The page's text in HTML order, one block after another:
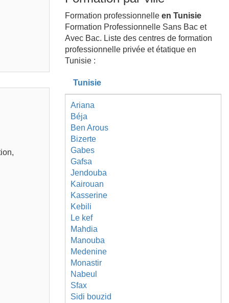
Formation professionnelle en Tunisie
Formation Professionnelle Sans Bac et
Avec Bac. Liste des centres de formation
professionnelle privée et étatique en
Tunisie :
Tunisie
Ariana
Béja
Ben Arous
Bizerte
Gabes
Gafsa
Jendouba
Kairouan
Kasserine
Kebili
Le kef
Mahdia
Manouba
Medenine
Monastir
Nabeul
Sfax
Sidi bouzid